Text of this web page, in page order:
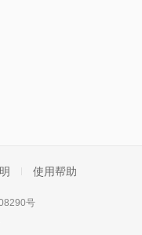
使用帮助
号